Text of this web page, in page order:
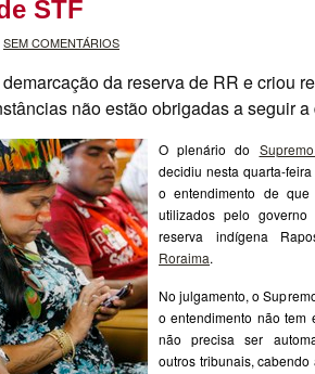
STF
SEM COMENTÁRIOS
da reserva de RR e criou
não estão obrigadas a seguir a
O plenário do
decidiu nesta quarta-
o entendimento de
utilizados pelo
reserva indígena
Roraima.
No julgamento, o
o entendimento não tem
não precisa ser
outros tribunais,